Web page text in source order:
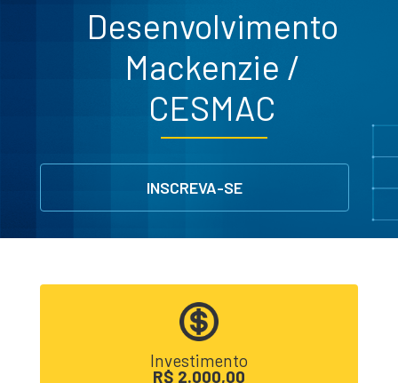
Desenvolvimento
Mackenzie /
CESMAC
INSCREVA-SE
Investimento
R$ 2.000,00